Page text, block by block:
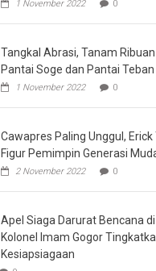
1 November 2022 0
Tangkal Abrasi, Tanam
Pantai Soge dan Pantai Teban
1 November 2022 0
Cawapres Paling Unggul,
Figur Pemimpin Generasi
2 November 2022 0
Apel Siaga Darurat Bencana
Kolonel Imam Gogor
Kesiapsiagaan